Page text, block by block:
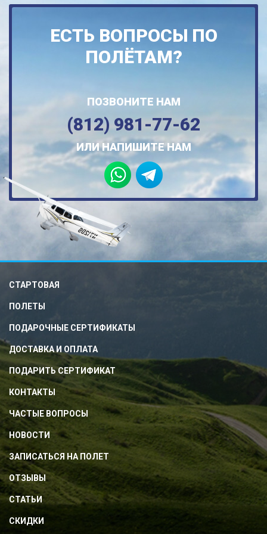
ЕСТЬ ВОПРОСЫ ПО
ПОЛЁТАМ?
ПОЗВОНИТЕ НАМ
(812) 981-77-62
ИЛИ НАПИШИТЕ НАМ
СТАРТОВАЯ
ПОЛЕТЫ
ПОДАРОЧНЫЕ СЕРТИФИКАТЫ
ДОСТАВКА И ОПЛАТА
ПОДАРИТЬ СЕРТИФИКАТ
КОНТАКТЫ
ЧАСТЫЕ ВОПРОСЫ
НОВОСТИ
ЗАПИСАТЬСЯ НА ПОЛЕТ
ОТЗЫВЫ
СТАТЬИ
СКИДКИ